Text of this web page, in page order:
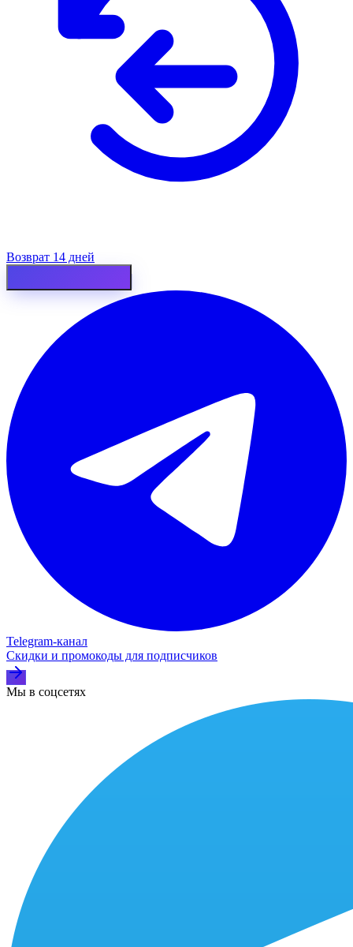
Возврат 14 дней
Telegram‑канал
Скидки и промокоды для подписчиков
Мы в соцсетях